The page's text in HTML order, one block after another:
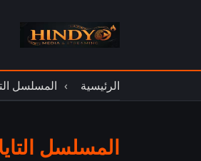
الرئيسية المسلسل
المسلسل